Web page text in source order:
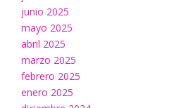
junio 2025
mayo 2025
abril 2025
marzo 2025
febrero 2025
enero 2025